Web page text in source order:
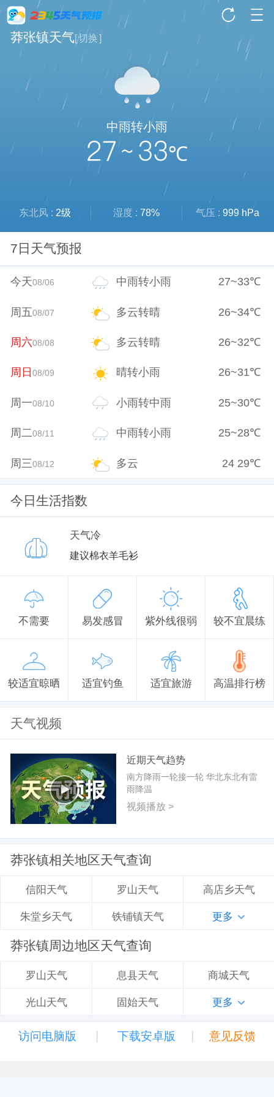
莽张镇天气[切换]
中雨转小雨
27 ~ 33℃
东北风 : 2级 湿度 : 78% 气压 : 999 hPa
7日天气预报
今天08/06 中雨转小雨 27~33℃
周五08/07 多云转晴 26~34℃
周六08/08 多云转晴 26~32℃
周日08/09 晴转小雨 26~31℃
周一08/10 小雨转中雨 25~30℃
周二08/11 中雨转小雨 25~28℃
周三08/12 多云 24 29℃
今日生活指数
天气冷
建议棉衣羊毛衫
不需要 易发感冒 紫外线很弱 较不宜晨练
较适宜晾晒 适宜钓鱼 适宜旅游 高温排行榜
天气视频
近期天气趋势
南方降雨一轮接一轮 华北东北有雷
雨降温
视频播放 >
莽张镇相关地区天气查询
信阳天气 罗山天气 高店乡天气
朱堂乡天气 铁铺镇天气 更多
莽张镇周边地区天气查询
罗山天气 息县天气 商城天气
光山天气 固始天气 更多
访问电脑版 | 下载安卓版 | 意见反馈